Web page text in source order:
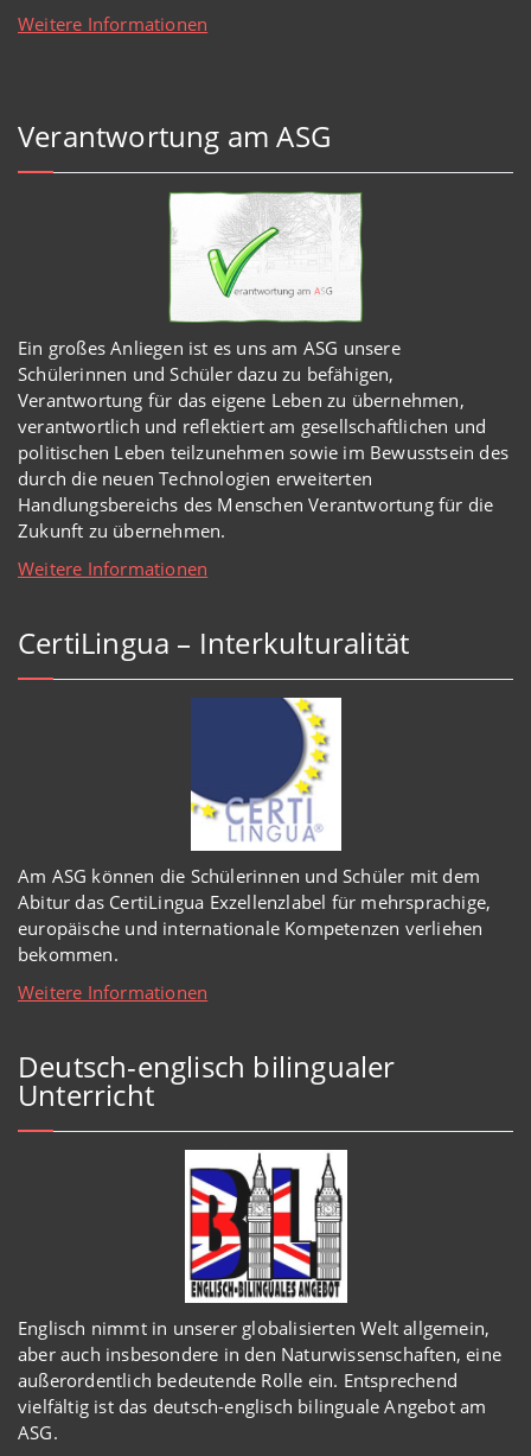
Weitere Informationen
Verantwortung am ASG
Ein großes Anliegen ist es uns am ASG unsere
Schülerinnen und Schüler dazu zu befähigen,
Verantwortung für das eigene Leben zu übernehmen,
verantwortlich und reflektiert am gesellschaftlichen und
politischen Leben teilzunehmen sowie im Bewusstsein des
durch die neuen Technologien erweiterten
Handlungsbereichs des Menschen Verantwortung für die
Zukunft zu übernehmen.
Weitere Informationen
CertiLingua – Interkulturalität
Am ASG können die Schülerinnen und Schüler mit dem
Abitur das CertiLingua Exzellenzlabel für mehrsprachige,
europäische und internationale Kompetenzen verliehen
bekommen.
Weitere Informationen
Deutsch-englisch bilingualer
Unterricht
Englisch nimmt in unserer globalisierten Welt allgemein,
aber auch insbesondere in den Naturwissenschaften, eine
außerordentlich bedeutende Rolle ein. Entsprechend
vielfältig ist das deutsch-englisch bilinguale Angebot am
ASG.